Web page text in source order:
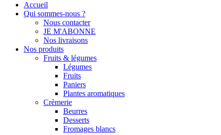
Accueil
Qui sommes-nous ?
Nous contacter
JE M'ABONNE
Nos livraisons
Nos produits
Fruits & légumes
Légumes
Fruits
Paniers
Plantes aromatiques
Crèmerie
Beurres
Desserts
Fromages blancs